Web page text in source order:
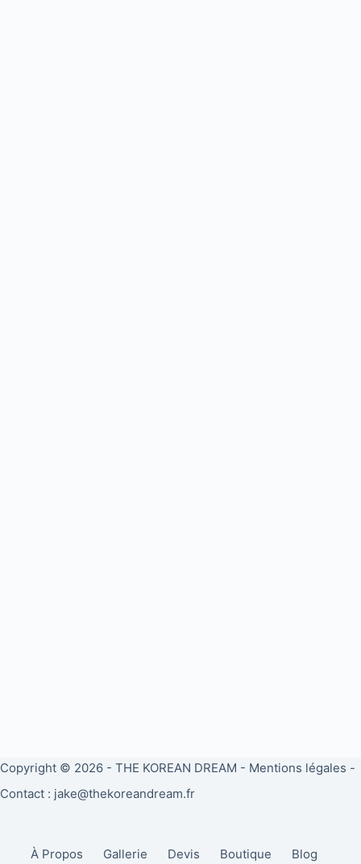
Copyright © 2026 - THE KOREAN DREAM - Mentions légales -
Contact : jake@thekoreandream.fr
À Propos Gallerie Devis Boutique Blog